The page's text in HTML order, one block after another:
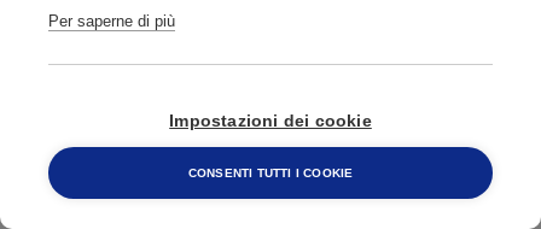
4
Ti aiutiamo a risolvere il
800 482 320
Per saperne di più
Impostazioni dei cookie
CONSENTI TUTTI I COOKIE